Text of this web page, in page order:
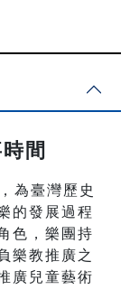
間
為臺灣歷史
的發展過程
色，樂團持
樂教推廣之
廣兒童藝術